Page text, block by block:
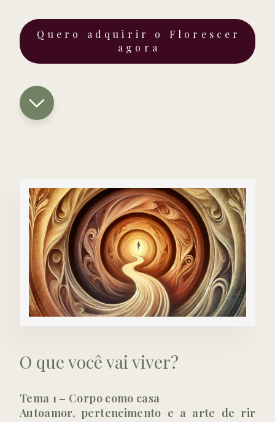
Quero adquirir o Florescer
agora
O que você vai viver?
Tema 1 – Corpo como casa
Autoamor, pertencimento e a arte de rir